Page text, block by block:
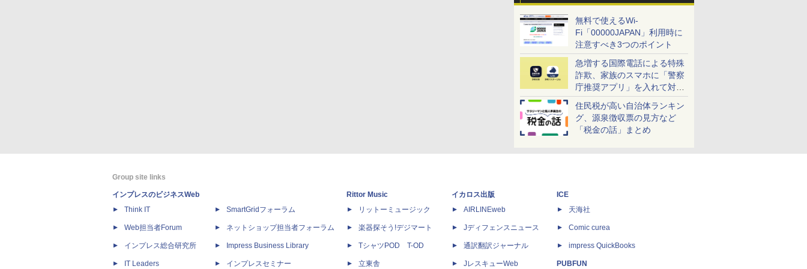
無料で使えるWi-
Fi「00000JAPAN」利用時に
注意すべき3つのポイント
急増する国際電話による特殊
詐欺、家族のスマホに「警察
庁推奨アプリ」を入れて対策
しよう！
住民税が高い自治体ランキン
グ、源泉徴収票の見方など
「税金の話」まとめ
Group site links
インプレスのビジネスWeb
Think IT
Web担当者Forum
インプレス総合研究所
IT Leaders
SmartGridフォーラム
ネットショップ担当者フォーラム
Impress Business Library
インプレスセミナー
Rittor Music
リットーミュージック
楽器探そう!デジマート
TシャツPOD T-OD
立東舎
イカロス出版
AIRLINEweb
Jディフェンスニュース
通訳翻訳ジャーナル
JレスキューWeb
ICE
天海社
Comic curea
impress QuickBooks
PUBFUN